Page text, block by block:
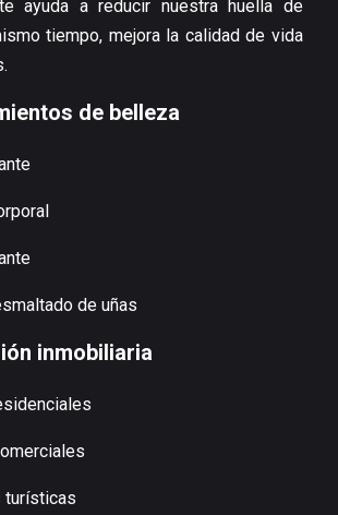
ayuda a reducir nuestra huella de
tiempo, mejora la calidad de vida
de belleza
de uñas
inmobiliaria
turísticas